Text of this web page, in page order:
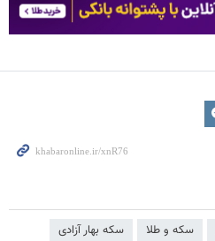
سکه و طلا سکه بهار آزادی